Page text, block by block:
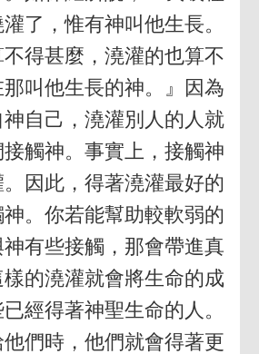
了，惟有神叫他生長。
得甚麼，澆灌的也算不
叫他生長的神。』因為
自己，澆灌別人的人就
觸神。事實上，接觸神
因此，得著澆灌最好的
。你若能幫助較軟弱的
神有些接觸，那會帶進真
的澆灌就會將生命的成
經得著神聖生命的人。
們時，他們就會得著更